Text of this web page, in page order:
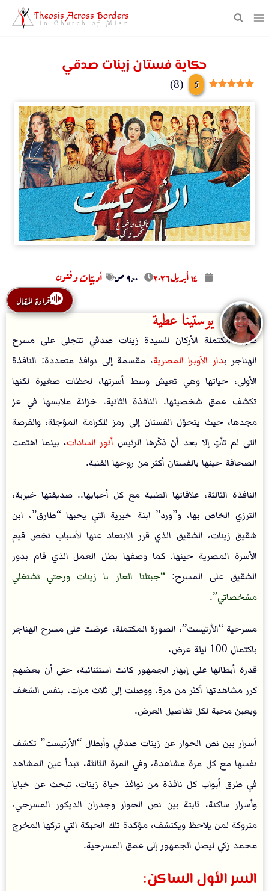
Theosis Across Borders
in Church of Misr
حكاية فستان زينات صدقي
5
(
8
)
۱٤ أبريل ۲۰۲٦ ۹:۰۰ ص أدبيّات وفنون
قراءة المقال
يوستينا عطية
صورة مكتملة الأركان للسيدة زينات صدقي تتجلى على مسرح
الهناجر بدار الأوبرا المصرية، مقسمة إلى نوافذ متعددة: النافذة
الأولى، حياتها وهي تعيش وسط أسرتها، لحظات صغيرة لكنها
تكشف عمق شخصيتها. النافذة الثانية، خزانة ملابسها في عز
مجدها، حيث يتحوّل الفستان إلى رمز للكرامة المؤجلة، والفرصة
التي لم تأتِ إلا بعد أن ذكّرها الرئيس أنور السادات، بينما اهتمت
الصحافة حينها بالفستان أكثر من روحها الفنية.
النافذة الثالثة، علاقاتها الطيبة مع كل أحبابها.. صديقتها خيرية،
الترزي الخاص بها، و”ورد” ابنة خيرية التي يحبها “طارق”، ابن
شقيق زينات، الشقيق الذي قرر الابتعاد عنها لأسباب تخص قيم
الأسرة المصرية حينها. كما وصفها بطل العمل الذي قام بدور
الشقيق على المسرح: جبتلنا العار يا زينات ورحتي تشتغلي
مشخصاتي .
مسرحية “الأرتيست”، الصورة المكتملة، عرضت على مسرح الهناجر
باكتمال 100 ليلة عرض،
قدرة أبطالها على إبهار الجمهور كانت استثنائية، حتى أن بعضهم
كرر مشاهدتها أكثر من مرة، ووصلت إلى ثلاث مرات، بنفس الشغف
وبعين محبة لكل تفاصيل العرض.
أسرار بين نص الحوار عن زينات صدقي وأبطال “الأرتيست” تكشف
نفسها مع كل مرة مشاهدة، وفي المرة الثالثة، تبدأ عين المشاهد
في طرق أبواب كل نافذة من نوافذ حياة زينات، تبحث عن خبايا
وأسرار ساكنة، ثابتة بين نص الحوار وجدران الديكور المسرحي،
متروكة لمن يلاحظ ويكتشف، مؤكدة تلك الحبكة التي تركها المخرج
محمد زكي ليصل الجمهور إلى عمق المسرحية.
السر الأول الساكن: